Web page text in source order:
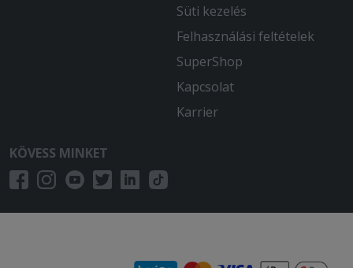
Süti kezelés
Felhasználási feltételek
SuperShop
Kapcsolat
Karrier
KÖVESS MINKET